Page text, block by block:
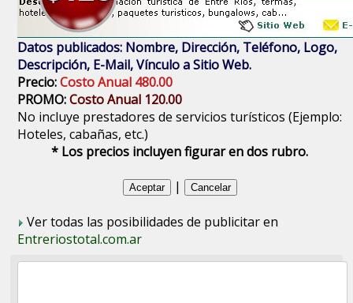
Datos publicados: Nombre, Dirección, Teléfono, Logo,
Descripción, E-Mail, Vínculo a Sitio Web.
Precio:Costo Anual 480.00
PROMO:Costo Anual 120.00
No incluye prestadores de servicios turísticos (Ejemplo:
Hoteles, cabañas, etc.)
* Los precios incluyen figurar en dos rubro.
|
Ver todas las posibilidades de publicitar en
Entreriostotal.com.ar